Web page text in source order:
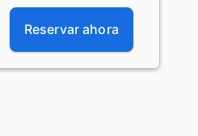
Reservar ahora